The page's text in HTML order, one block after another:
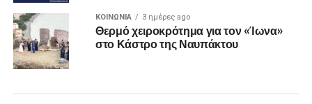
ΚΟΙΝΩΝΙΑ 3 ημέρες ago
Θερμό χειροκρότημα για τον «Ίωνα»
στο Κάστρο της Ναυπάκτου